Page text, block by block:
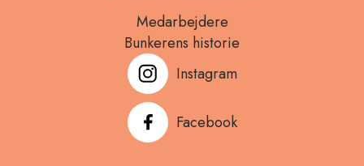
Medarbejdere
Bunkerens historie
Instagram
Facebook